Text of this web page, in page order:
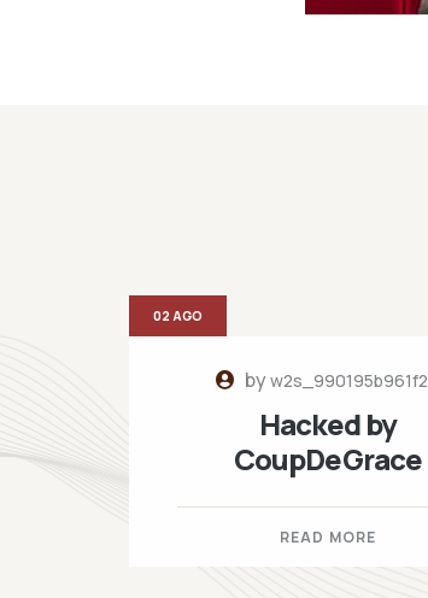
byw2s_990195b961f2
Hacked by
CoupDeGrace
READ MORE
02 AGO